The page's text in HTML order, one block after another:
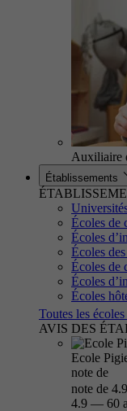
Auxiliaire
Établissements
Écoles de
Écoles
Écoles
Écoles de
Écoles
Écoles
Toutes les écoles
AVIS DES
Ecole
note de
note de
4.9 — 60